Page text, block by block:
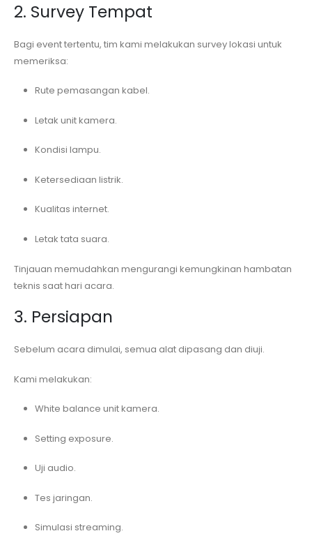
2. Survey Tempat
Bagi event tertentu, tim kami melakukan survey lokasi untuk
memeriksa:
Rute pemasangan kabel.
Letak unit kamera.
Kondisi lampu.
Ketersediaan listrik.
Kualitas internet.
Letak tata suara.
Tinjauan memudahkan mengurangi kemungkinan hambatan
teknis saat hari acara.
3. Persiapan
Sebelum acara dimulai, semua alat dipasang dan diuji.
Kami melakukan:
White balance unit kamera.
Setting exposure.
Uji audio.
Tes jaringan.
Simulasi streaming.